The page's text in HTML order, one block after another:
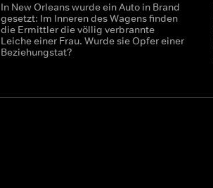
In New Orleans wurde ein Auto in Brand
gesetzt: Im Inneren des Wagens finden
die Ermittler die völlig verbrannte
Leiche einer Frau. Wurde sie Opfer einer
Beziehungstat?